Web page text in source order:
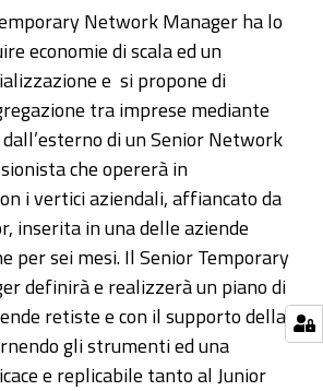
Network Manager ha lo
economie di scala ed un
e si propone di
tra imprese mediante
di un Senior Network
che opererà in
i vertici aziendali, affiancato da
inserita in una delle aziende
per sei mesi. Il Senior Temporary
definirà e realizzerà un piano di
retiste e con il supporto della
gli strumenti ed una
e replicabile tanto al Junior